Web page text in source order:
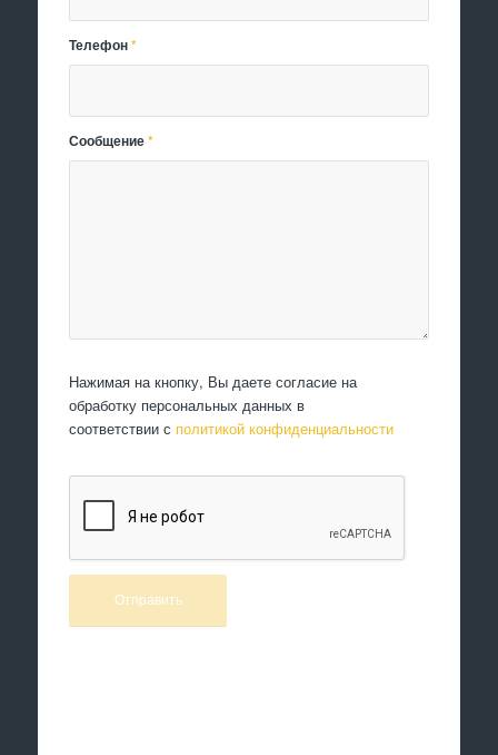
Телефон*
Сообщение*
Нажимая на кнопку, Вы даете согласие на
обработку персональных данных в
соответствии с политикой конфиденциальности